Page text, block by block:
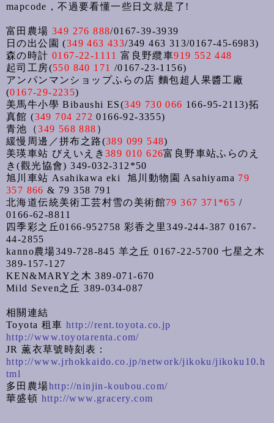
mapcode，不過要看懂一些日文就是了!
富田農場 349 276 888/0167-39-3939
日の出公園(349 463 433/349 463 313/0167-45-6983)
森の時計 0167-22-1111富良野纜車919 552 448
起司工房(550 840 171 /0167-23-1156)
アンパンマンショップふらの店 麵包超人果醬工廠
(0167-29-2235)
美馬牛小學 Bibaushi ES(349 730 066 166-95-2113)拓
真館(349 704 272 0166-92-3355)
青池（349 568 888 ）
緩慢周邊／拼布之路(389 099 548)
美瑛車站 びえいえき 389 010 626富良野車站ふらのえ
き(觀光協會) 349-032-312*50
旭川車站 Asahikawa eki 旭川動物園 Asahiyama 79
357 866 & 79 358 791
北海道伝統美術工芸村雪の美術館79 367 371*65 /
0166-62-8811
四季彩之丘0166-952758 彩香之里349-244-387 0167-
44-2855
kanno農場349-728-845 羊之丘 0167-22-5700七星之木
389-157-127
KEN&MARY之木 389-071-670
Mild Seven之丘 389-034-087
相關連結
Toyota 租車http://rent.toyota.co.jp
http://www.toyotarenta.com/
JR薫衣草號 時刻表：
http://www.jrhokkaido.co.jp/network/jikoku/jikoku10.h
tml
多田農場http://ninjin-koubou.com/
華盛頓 http://www.gracery.com